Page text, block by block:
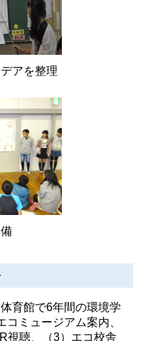
アを整理
育館で6年間の環境学
ミュージアム案内、
視聴、（3）エコ校舎